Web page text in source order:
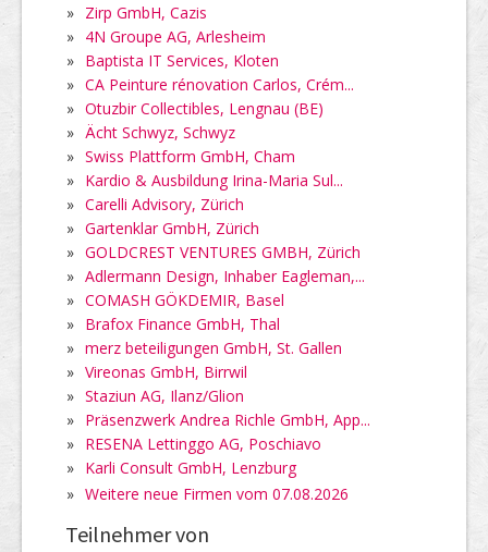
» Zirp GmbH, Cazis
» 4N Groupe AG, Arlesheim
» Baptista IT Services, Kloten
» CA Peinture rénovation Carlos, Crém...
» Otuzbir Collectibles, Lengnau (BE)
» Ächt Schwyz, Schwyz
» Swiss Plattform GmbH, Cham
» Kardio & Ausbildung Irina-Maria Sul...
» Carelli Advisory, Zürich
» Gartenklar GmbH, Zürich
» GOLDCREST VENTURES GMBH, Zürich
» Adlermann Design, Inhaber Eagleman,...
» COMASH GÖKDEMIR, Basel
» Brafox Finance GmbH, Thal
» merz beteiligungen GmbH, St. Gallen
» Vireonas GmbH, Birrwil
» Staziun AG, Ilanz/Glion
» Präsenzwerk Andrea Richle GmbH, App...
» RESENA Lettinggo AG, Poschiavo
» Karli Consult GmbH, Lenzburg
» Weitere neue Firmen vom 07.08.2026
Teilnehmer von